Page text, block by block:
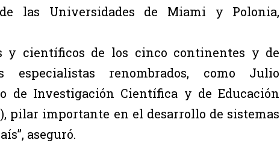
las Universidades de Miami y Polonia,
y científicos de los cinco continentes y de
especialistas renombrados, como Julio
de Investigación Científica y de Educación
pilar importante en el desarrollo de sistemas
aseguró.